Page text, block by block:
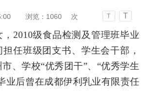
浏览： 1060 次 T T
2010级食品检测及管理班毕业
任班级团支书、学生会干部，
、学校“优秀团干”、“优秀学生
业后曾在成都伊利乳业有限责任